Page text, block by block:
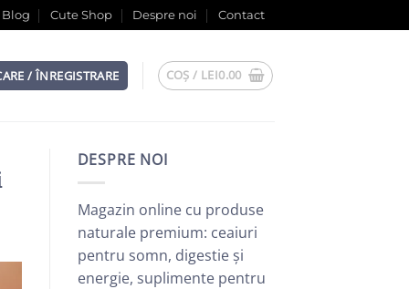
Blog Cute Shop Despre noi Contact
/ ÎNREGISTRARE COȘ / LEI0.00
DESPRE NOI
Magazin online cu produse
naturale premium: ceaiuri
pentru somn, digestie și
energie, suplimente pentru